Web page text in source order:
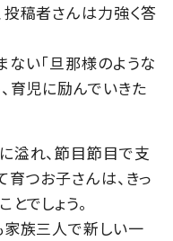
投稿者さんは力強く答
い「旦那様のような
育児に励んでいきた
溢れ、節目節目で支
つお子さんは、きっ
でしょう。
家族三人で新しい一